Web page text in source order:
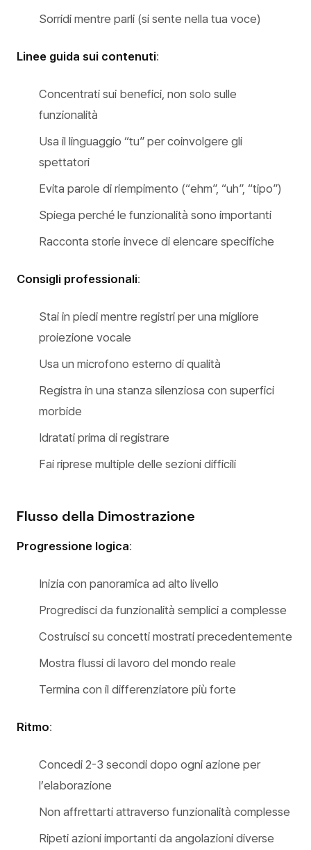
Sorridi mentre parli (si sente nella tua voce)
Linee guida sui contenuti:
Concentrati sui benefici, non solo sulle
funzionalità
Usa il linguaggio “tu” per coinvolgere gli
spettatori
Evita parole di riempimento (“ehm”, “uh”, “tipo”)
Spiega perché le funzionalità sono importanti
Racconta storie invece di elencare specifiche
Consigli professionali:
Stai in piedi mentre registri per una migliore
proiezione vocale
Usa un microfono esterno di qualità
Registra in una stanza silenziosa con superfici
morbide
Idratati prima di registrare
Fai riprese multiple delle sezioni difficili
Flusso della Dimostrazione
Progressione logica:
Inizia con panoramica ad alto livello
Progredisci da funzionalità semplici a complesse
Costruisci su concetti mostrati precedentemente
Mostra flussi di lavoro del mondo reale
Termina con il differenziatore più forte
Ritmo:
Concedi 2-3 secondi dopo ogni azione per
l’elaborazione
Non affrettarti attraverso funzionalità complesse
Ripeti azioni importanti da angolazioni diverse